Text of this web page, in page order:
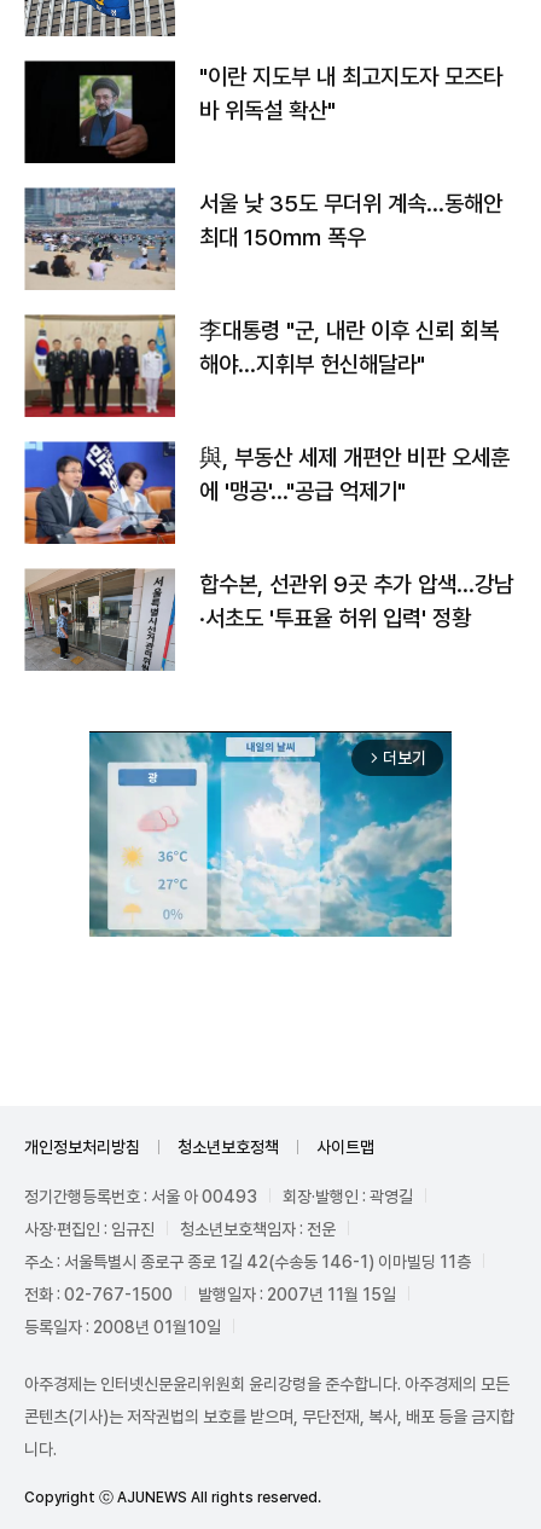
"이란 지도부 내 최고지도자 모즈타
바 위독설 확산"
서울 낮 35도 무더위 계속…동해안
최대 150㎜ 폭우
李대통령 "군, 내란 이후 신뢰 회복
해야…지휘부 헌신해달라"
與, 부동산 세제 개편안 비판 오세훈
에 '맹공'…"공급 억제기"
합수본, 선관위 9곳 추가 압색…강남
·서초도 '투표율 허위 입력' 정황
arrow_forward_ios 더보기
개인정보처리방침 청소년보호정책 사이트맵
정기간행등록번호 : 서울 아 00493
회장·발행인 : 곽영길
사장·편집인 : 임규진
청소년보호책임자 : 전운
주소 : 서울특별시 종로구 종로 1길 42(수송동 146-1) 이마빌딩 11층
전화 : 02-767-1500
발행일자 : 2007년 11월 15일
등록일자 : 2008년 01월10일
아주경제는 인터넷신문윤리위원회 윤리강령을 준수합니다. 아주경제의 모든
콘텐츠(기사)는 저작권법의 보호를 받으며, 무단전재, 복사, 배포 등을 금지합
니다.
Copyright ⓒ AJUNEWS All rights reserved.